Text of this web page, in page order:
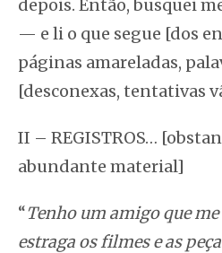
depois. Então, busquei
— e li o que segue [dos
páginas amareladas,
[desconexas, tentativas
II – REGISTROS…
abundante material]
“Tenho um amigo que
estraga os filmes e as